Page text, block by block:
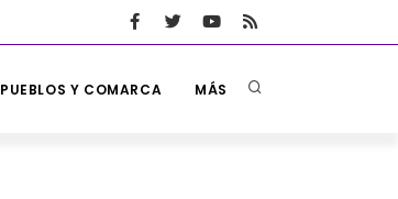
PUEBLOS Y COMARCA MÁS